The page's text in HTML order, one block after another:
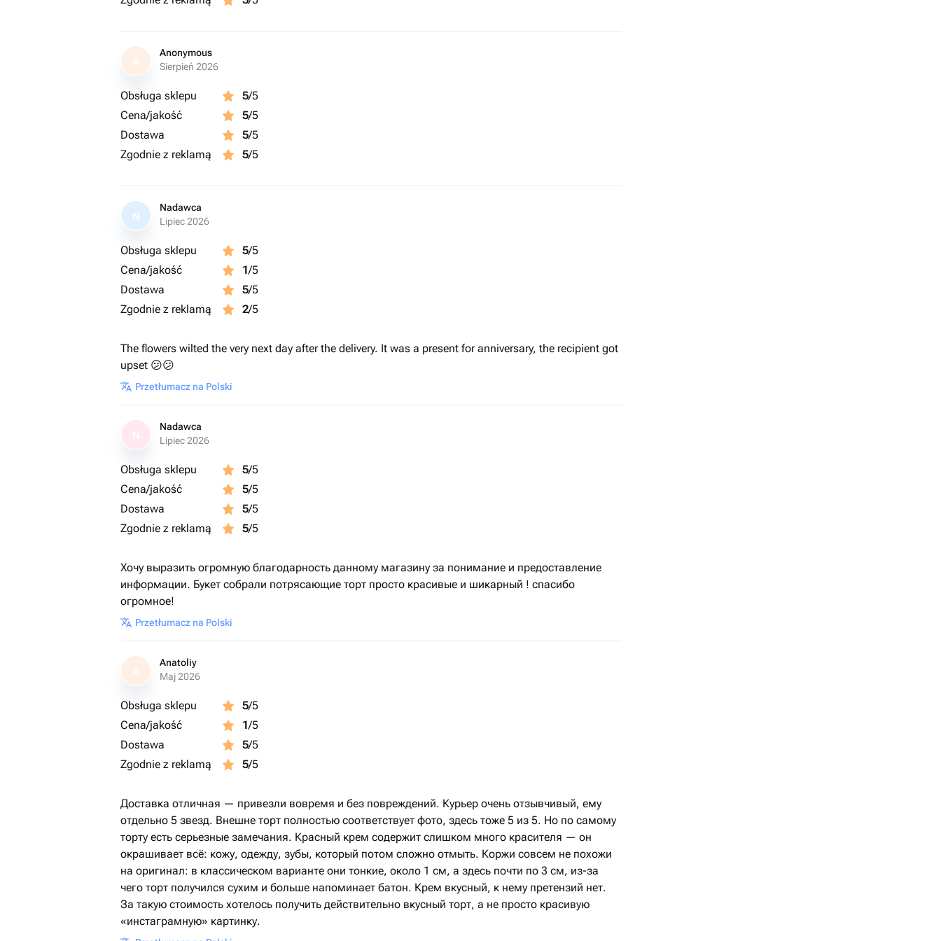
A
Anonymous
Sierpień 2026
Obsługa sklepu 5/5
Cena/jakość
5/5
Dostawa
5/5
Zgodnie z reklamą
5/5
N
Nadawca
Lipiec 2026
Obsługa sklepu 5/5
Cena/jakość
1/5
Dostawa
5/5
Zgodnie z reklamą
2/5
The flowers wilted the very next day after the delivery. It was a present for anniversary, the recipient got
upset 😕😕
Przetłumacz na Polski
Nadawca
Lipiec 2026
Obsługa sklepu 5/5
Cena/jakość
5/5
Dostawa
5/5
Zgodnie z reklamą
5/5
Хочу выразить огромную благодарность данному магазину за понимание и предоставление
информации. Букет собрали потрясающие торт просто красивые и шикарный ! спасибо
огромное!
Przetłumacz na Polski
A
Anatoliy
Maj 2026
Obsługa sklepu 5/5
Cena/jakość
1/5
Dostawa
5/5
Zgodnie z reklamą
5/5
Доставка отличная — привезли вовремя и без повреждений. Курьер очень отзывчивый, ему
отдельно 5 звезд. Внешне торт полностью соответствует фото, здесь тоже 5 из 5. Но по самому
торту есть серьезные замечания. Красный крем содержит слишком много красителя — он
окрашивает всё: кожу, одежду, зубы, который потом сложно отмыть. Коржи совсем не похожи
на оригинал: в классическом варианте они тонкие, около 1 см, а здесь почти по 3 см, из-за
чего торт получился сухим и больше напоминает батон. Крем вкусный, к нему претензий нет.
За такую стоимость хотелось получить действительно вкусный торт, а не просто красивую
«инстаграмную» картинку.